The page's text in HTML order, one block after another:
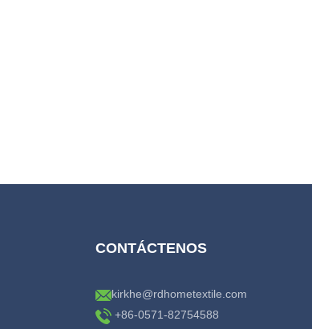
CONTÁCTENOS
kirkhe@rdhometextile.com
+86-0571-82754588